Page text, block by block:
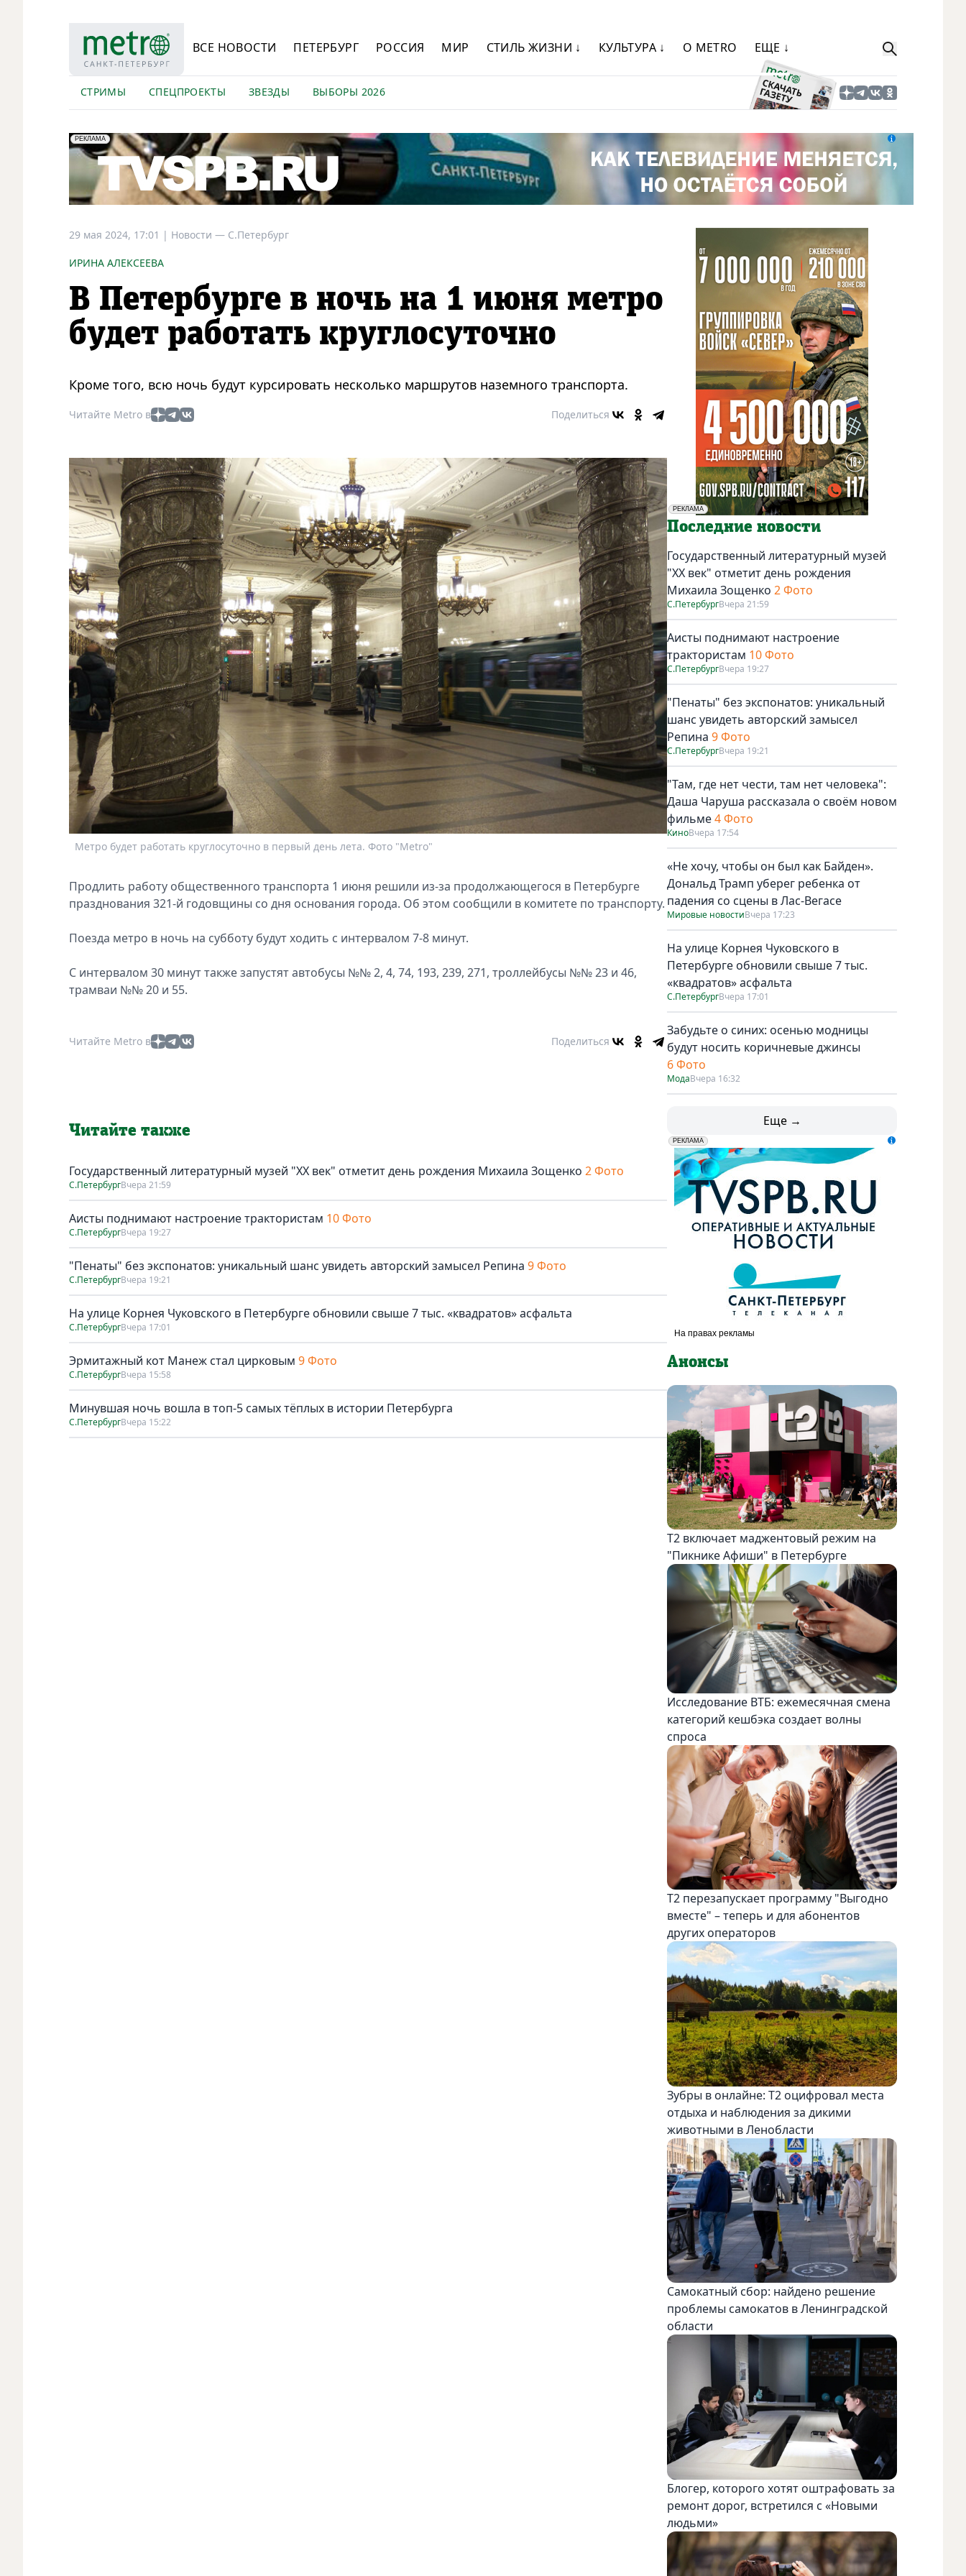
ВСЕ НОВОСТИ ПЕТЕРБУРГ РОССИЯ МИР СТИЛЬ ЖИЗНИ ↓ КУЛЬТУРА ↓ О METRO ЕЩЕ ↓
СТРИМЫ СПЕЦПРОЕКТЫ ЗВЕЗДЫ ВЫБОРЫ 2026
erid: LdtCK5Efv
РЕКЛАМА
АО "ГАТР", ИНН: 7841320717
29 мая 2024, 17:01 | Новости — С.Петербург
ИРИНА АЛЕКСЕЕВА
В Петербурге в ночь на 1 июня метро
будет работать круглосуточно
Кроме того, всю ночь будут курсировать несколько маршрутов наземного транспорта.
Читайте Metro в Поделиться
Метро будет работать круглосуточно в первый день лета. Фото "Metro"
Продлить работу общественного транспорта 1 июня решили из-за продолжающегося в Петербурге
празднования 321-й годовщины со дня основания города. Об этом сообщили в комитете по транспорту.
Поезда метро в ночь на субботу будут ходить с интервалом 7-8 минут.
С интервалом 30 минут также запустят автобусы №№ 2, 4, 74, 193, 239, 271, троллейбусы №№ 23 и 46,
трамваи №№ 20 и 55.
Читайте Metro в Поделиться
Читайте также
Государственный литературный музей "ХХ век" отметит день рождения Михаила Зощенко 2 Фото
С.ПетербургВчера 21:59
Аисты поднимают настроение трактористам 10 Фото
С.ПетербургВчера 19:27
"Пенаты" без экспонатов: уникальный шанс увидеть авторский замысел Репина 9 Фото
С.ПетербургВчера 19:21
На улице Корнея Чуковского в Петербурге обновили свыше 7 тыс. «квадратов» асфальта
С.ПетербургВчера 17:01
Эрмитажный кот Манеж стал цирковым 9 Фото
С.ПетербургВчера 15:58
Минувшая ночь вошла в топ-5 самых тёплых в истории Петербурга
С.ПетербургВчера 15:22
РЕКЛАМА
Социальная реклама
Последние новости
Государственный литературный музей
"ХХ век" отметит день рождения
Михаила Зощенко 2 Фото
С.ПетербургВчера 21:59
Аисты поднимают настроение
трактористам 10 Фото
С.ПетербургВчера 19:27
"Пенаты" без экспонатов: уникальный
шанс увидеть авторский замысел
Репина 9 Фото
С.ПетербургВчера 19:21
"Там, где нет чести, там нет человека":
Даша Чаруша рассказала о своём новом
фильме4 Фото
КиноВчера 17:54
«Не хочу, чтобы он был как Байден».
Дональд Трамп уберег ребенка от
падения со сцены в Лас-Вегасе
Мировые новостиВчера 17:23
На улице Корнея Чуковского в
Петербурге обновили свыше 7 тыс.
«квадратов» асфальта
С.ПетербургВчера 17:01
Забудьте о синих: осенью модницы
будут носить коричневые джинсы
6 Фото
МодаВчера 16:32
Еще →
erid: LdtCK5udn
РЕКЛАМА
АО "ГАТР", ИНН: 7841320717
Анонсы
Т2 включает маджентовый режим на
"Пикнике Афиши" в Петербурге
Исследование ВТБ: ежемесячная смена
категорий кешбэка создает волны
спроса
Т2 перезапускает программу "Выгодно
вместе" – теперь и для абонентов
других операторов
Зубры в онлайне: Т2 оцифровал места
отдыха и наблюдения за дикими
животными в Ленобласти
Самокатный сбор: найдено решение
проблемы самокатов в Ленинградской
области
Блогер, которого хотят оштрафовать за
ремонт дорог, встретился с «Новыми
людьми»